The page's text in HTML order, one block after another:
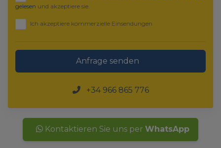
gelesen und akzeptiere sie.
Ich akzeptiere kommerzielle Einsendungen
Anfrage senden
+34 966 865 776
Kontaktieren Sie uns per WhatsApp